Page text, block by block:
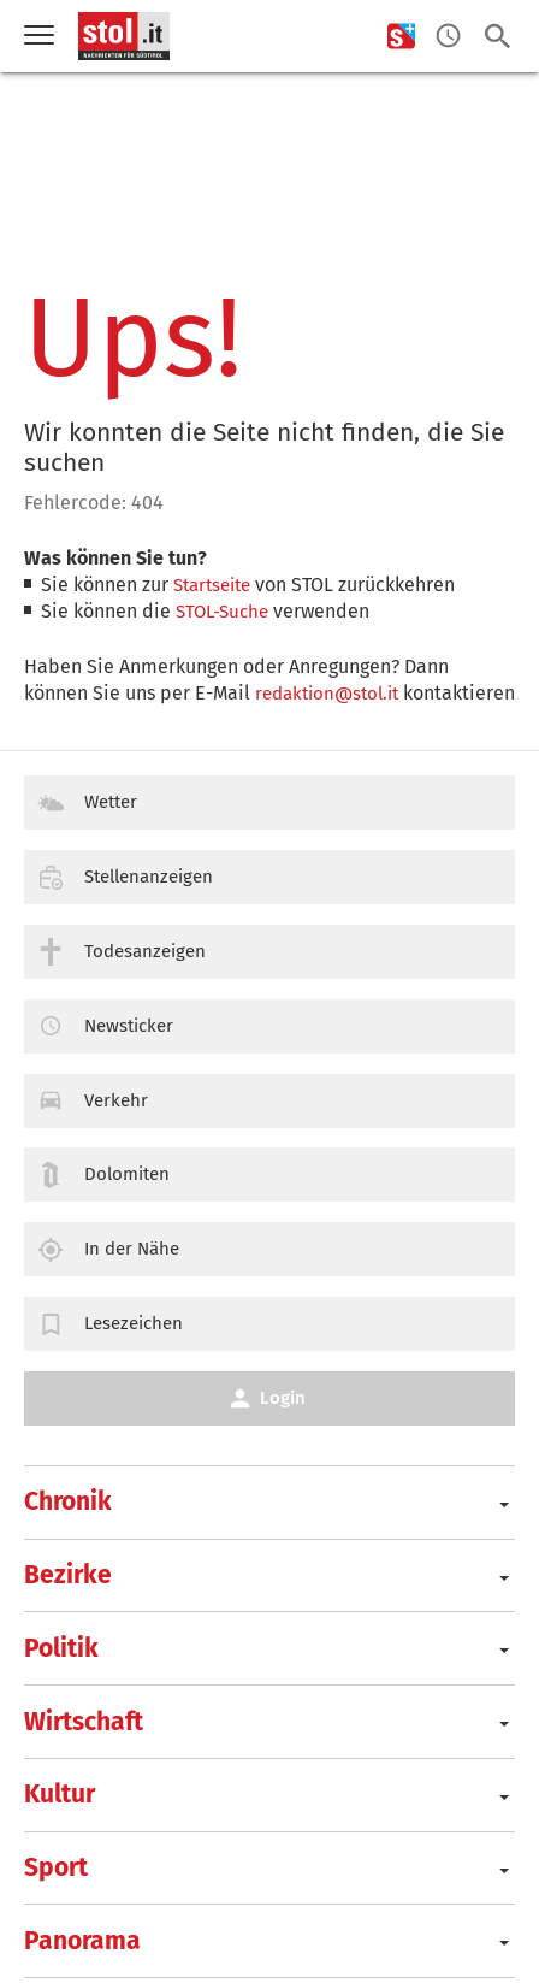
Ups!
Wir konnten die Seite nicht finden, die Sie
suchen
Fehlercode: 404
Was können Sie tun?
Sie können zurStartseite von STOL zurückkehren
Sie können dieSTOL-Suche verwenden
Haben Sie Anmerkungen oder Anregungen? Dann
können Sie uns per E-Mail redaktion@stol.itkontaktieren
Chronik
Bezirke
Politik
Wirtschaft
Kultur
Sport
Panorama
Wetter
Stellenanzeigen
Todesanzeigen
Newsticker
Verkehr
Dolomiten
In der Nähe
Lesezeichen
Login